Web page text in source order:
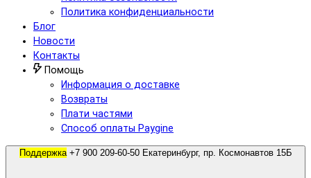
Политика конфиденциальности
Блог
Новости
Контакты
Помощь
Информация о доставке
Возвраты
Плати частями
Способ оплаты Paygine
Поддержка